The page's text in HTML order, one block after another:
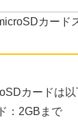
カード
カードは以
：2GBまで